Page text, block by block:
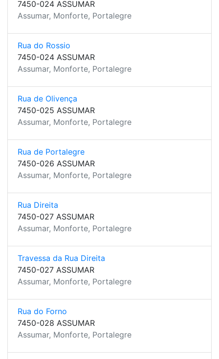
7450-024 ASSUMAR
Assumar, Monforte, Portalegre
Rua do Rossio
7450-024 ASSUMAR
Assumar, Monforte, Portalegre
Rua de Olivença
7450-025 ASSUMAR
Assumar, Monforte, Portalegre
Rua de Portalegre
7450-026 ASSUMAR
Assumar, Monforte, Portalegre
Rua Direita
7450-027 ASSUMAR
Assumar, Monforte, Portalegre
Travessa da Rua Direita
7450-027 ASSUMAR
Assumar, Monforte, Portalegre
Rua do Forno
7450-028 ASSUMAR
Assumar, Monforte, Portalegre